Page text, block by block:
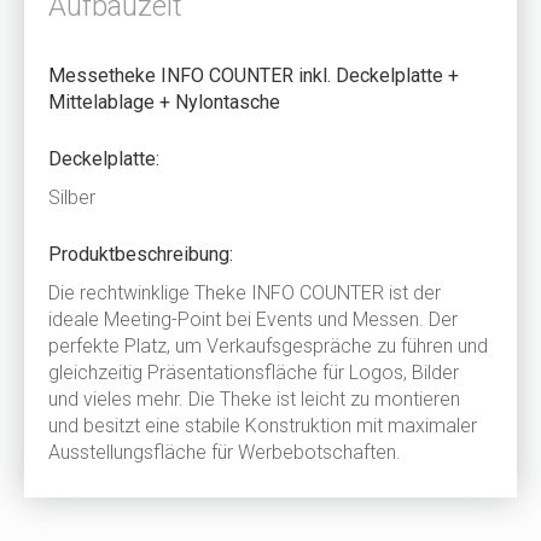
führen.
ideale Meeting-Point bei Messen. Die Theke ist
Konstruktion.
1 / 2 weiter
Das Roll-Up CLASSIC ist ein wahrer
transportieren und sehr strapaziehrfähig.
Messetheke INFO COUNTER inkl. Deckelplatte +
Mittelablage + Nylontasche
Deckelplatte:
Silber
Produktbeschreibung:
Die rechtwinklige Theke INFO COUNTER ist der
ideale Meeting-Point bei Events und Messen. Der
perfekte Platz, um Verkaufsgespräche zu führen und
gleichzeitig Präsentationsfläche für Logos, Bilder
und vieles mehr. Die Theke ist leicht zu montieren
und besitzt eine stabile Konstruktion mit maximaler
Ausstellungsfläche für Werbebotschaften.